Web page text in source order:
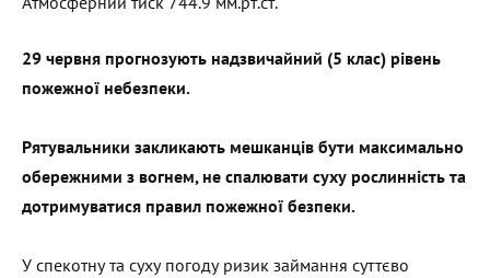
29 червня прогнозують надзвичайний (5 клас) рівень
пожежної небезпеки.
Рятувальники закликають мешканців бути максимально
обережними з вогнем, не спалювати суху рослинність та
дотримуватися правил пожежної безпеки.
У спекотну та суху погоду ризик займання суттєво